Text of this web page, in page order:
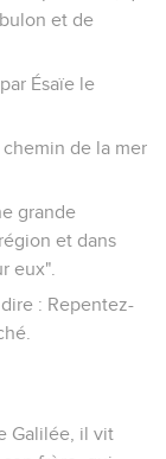
père, le
dans leurs
et
sorte de
; et on lui
affligés de
des
de par delà le